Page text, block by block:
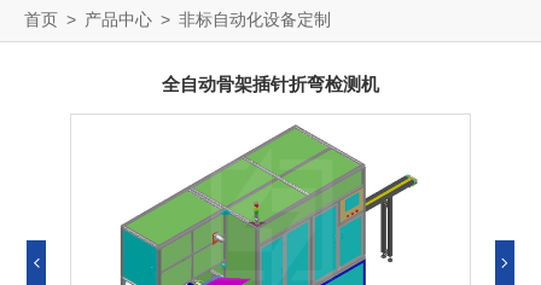
首页 > 产品中心 > 非标自动化设备定制
全自动骨架插针折弯检测机